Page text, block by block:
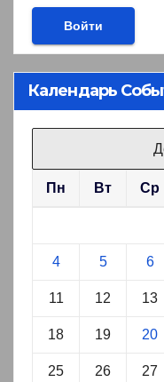
Календарь
Пн Вт Ср
4 5 6
11 12 13
18 19 20
25 26 27